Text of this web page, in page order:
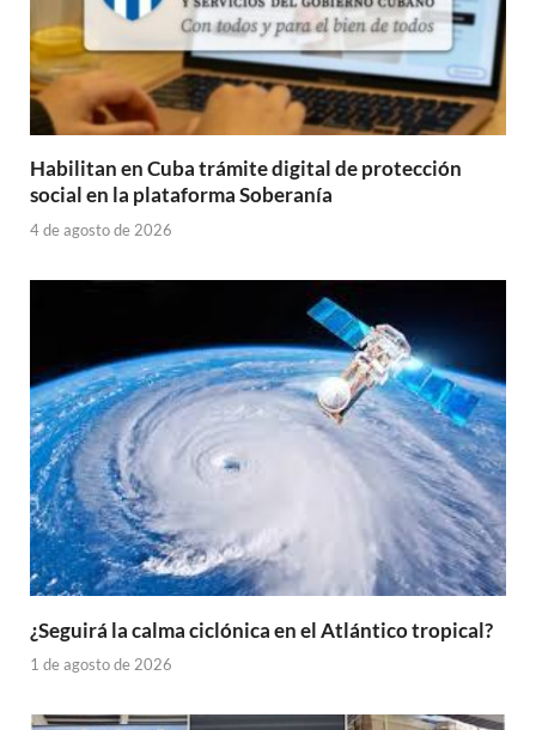
Habilitan en Cuba trámite digital de protección
social en la plataforma Soberanía
4 de agosto de 2026
¿Seguirá la calma ciclónica en el Atlántico tropical?
1 de agosto de 2026